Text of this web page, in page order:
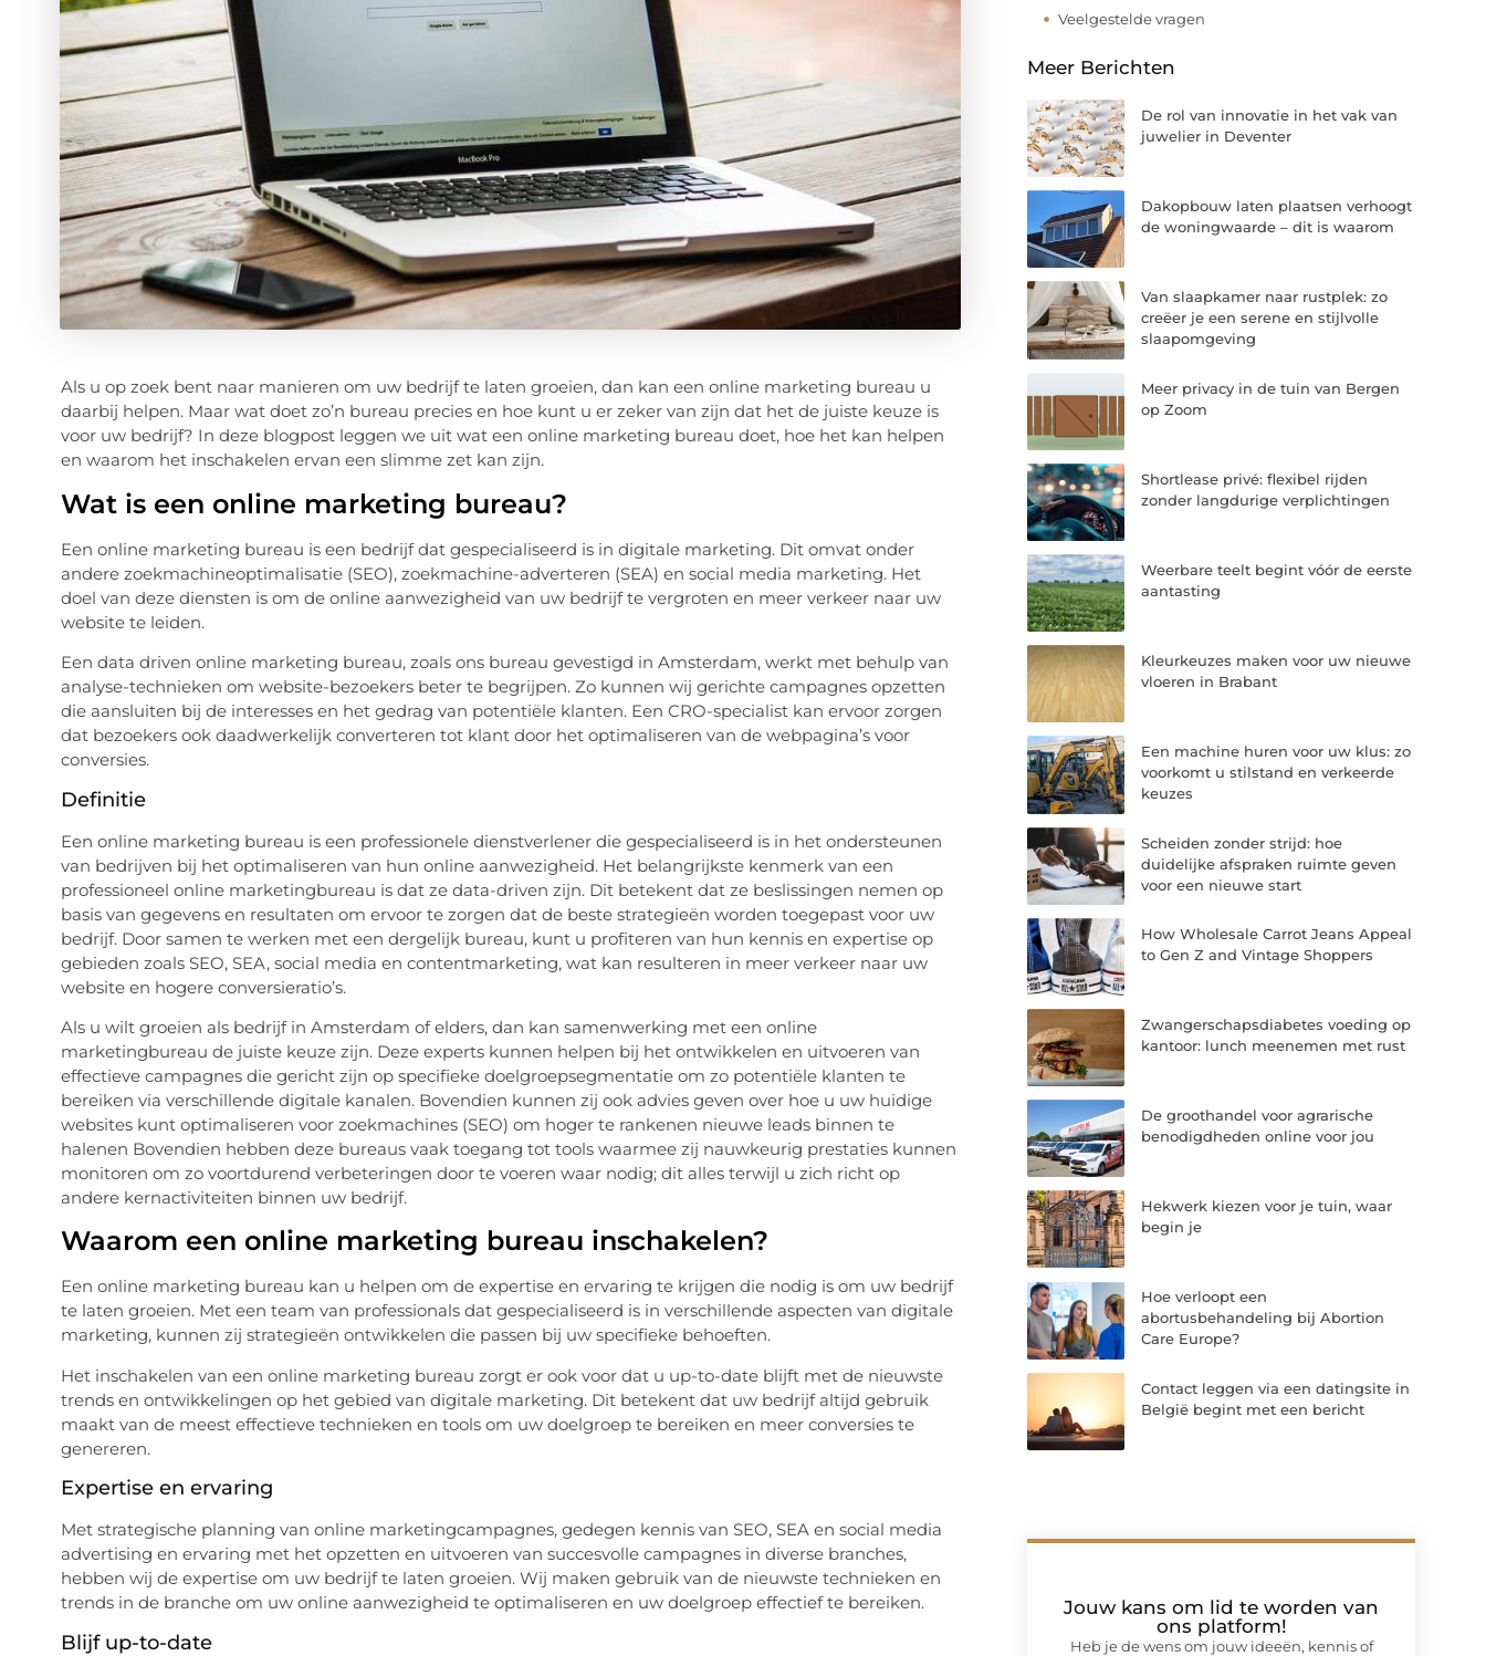
Als u op zoek bent naar manieren om uw bedrijf te laten groeien, dan kan een online marketing bureau u
daarbij helpen. Maar wat doet zo’n bureau precies en hoe kunt u er zeker van zijn dat het de juiste keuze is
voor uw bedrijf? In deze blogpost leggen we uit wat een online marketing bureau doet, hoe het kan helpen
en waarom het inschakelen ervan een slimme zet kan zijn.
Wat is een online marketing bureau?
Een online marketing bureau is een bedrijf dat gespecialiseerd is in digitale marketing. Dit omvat onder
andere zoekmachineoptimalisatie (SEO), zoekmachine-adverteren (SEA) en social media marketing. Het
doel van deze diensten is om de online aanwezigheid van uw bedrijf te vergroten en meer verkeer naar uw
website te leiden.
Een data driven online marketing bureau, zoals ons bureau gevestigd in Amsterdam, werkt met behulp van
analyse-technieken om website-bezoekers beter te begrijpen. Zo kunnen wij gerichte campagnes opzetten
die aansluiten bij de interesses en het gedrag van potentiële klanten. Een CRO-specialist kan ervoor zorgen
dat bezoekers ook daadwerkelijk converteren tot klant door het optimaliseren van de webpagina’s voor
conversies.
Definitie
Een online marketing bureau is een professionele dienstverlener die gespecialiseerd is in het ondersteunen
van bedrijven bij het optimaliseren van hun online aanwezigheid. Het belangrijkste kenmerk van een
professioneel online marketingbureau is dat ze data-driven zijn. Dit betekent dat ze beslissingen nemen op
basis van gegevens en resultaten om ervoor te zorgen dat de beste strategieën worden toegepast voor uw
bedrijf. Door samen te werken met een dergelijk bureau, kunt u profiteren van hun kennis en expertise op
gebieden zoals SEO, SEA, social media en contentmarketing, wat kan resulteren in meer verkeer naar uw
website en hogere conversieratio’s.
Als u wilt groeien als bedrijf in Amsterdam of elders, dan kan samenwerking met een online
marketingbureau de juiste keuze zijn. Deze experts kunnen helpen bij het ontwikkelen en uitvoeren van
effectieve campagnes die gericht zijn op specifieke doelgroepsegmentatie om zo potentiële klanten te
bereiken via verschillende digitale kanalen. Bovendien kunnen zij ook advies geven over hoe u uw huidige
websites kunt optimaliseren voor zoekmachines (SEO) om hoger te rankenen nieuwe leads binnen te
halenen Bovendien hebben deze bureaus vaak toegang tot tools waarmee zij nauwkeurig prestaties kunnen
monitoren om zo voortdurend verbeteringen door te voeren waar nodig; dit alles terwijl u zich richt op
andere kernactiviteiten binnen uw bedrijf.
Waarom een online marketing bureau inschakelen?
Een online marketing bureau kan u helpen om de expertise en ervaring te krijgen die nodig is om uw bedrijf
te laten groeien. Met een team van professionals dat gespecialiseerd is in verschillende aspecten van digitale
marketing, kunnen zij strategieën ontwikkelen die passen bij uw specifieke behoeften.
Het inschakelen van een online marketing bureau zorgt er ook voor dat u up-to-date blijft met de nieuwste
trends en ontwikkelingen op het gebied van digitale marketing. Dit betekent dat uw bedrijf altijd gebruik
maakt van de meest effectieve technieken en tools om uw doelgroep te bereiken en meer conversies te
genereren.
Expertise en ervaring
Met strategische planning van online marketingcampagnes, gedegen kennis van SEO, SEA en social media
advertising en ervaring met het opzetten en uitvoeren van succesvolle campagnes in diverse branches,
hebben wij de expertise om uw bedrijf te laten groeien. Wij maken gebruik van de nieuwste technieken en
trends in de branche om uw online aanwezigheid te optimaliseren en uw doelgroep effectief te bereiken.
Blijf up-to-date
Veelgestelde vragen
Meer Berichten
De rol van innovatie in het vak van
juwelier in Deventer
Dakopbouw laten plaatsen verhoogt
de woningwaarde – dit is waarom
Van slaapkamer naar rustplek: zo
creëer je een serene en stijlvolle
slaapomgeving
Meer privacy in de tuin van Bergen
op Zoom
Shortlease privé: flexibel rijden
zonder langdurige verplichtingen
Weerbare teelt begint vóór de eerste
aantasting
Kleurkeuzes maken voor uw nieuwe
vloeren in Brabant
Een machine huren voor uw klus: zo
voorkomt u stilstand en verkeerde
keuzes
Scheiden zonder strijd: hoe
duidelijke afspraken ruimte geven
voor een nieuwe start
How Wholesale Carrot Jeans Appeal
to Gen Z and Vintage Shoppers
Zwangerschapsdiabetes voeding op
kantoor: lunch meenemen met rust
De groothandel voor agrarische
benodigdheden online voor jou
Hekwerk kiezen voor je tuin, waar
begin je
Hoe verloopt een
abortusbehandeling bij Abortion
Care Europe?
Contact leggen via een datingsite in
België begint met een bericht
Jouw kans om lid te worden van
ons platform!
Heb je de wens om jouw ideeën, kennis of